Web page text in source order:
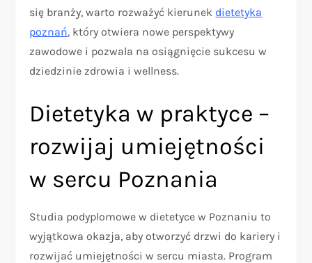
się branży, warto rozważyć kierunek dietetyka
poznań, który otwiera nowe perspektywy
zawodowe i pozwala na osiągnięcie sukcesu w
dziedzinie zdrowia i wellness.
Dietetyka w praktyce –
rozwijaj umiejętności
w sercu Poznania
Studia podyplomowe w dietetyce w Poznaniu to
wyjątkowa okazja, aby otworzyć drzwi do kariery i
rozwijać umiejętności w sercu miasta. Program